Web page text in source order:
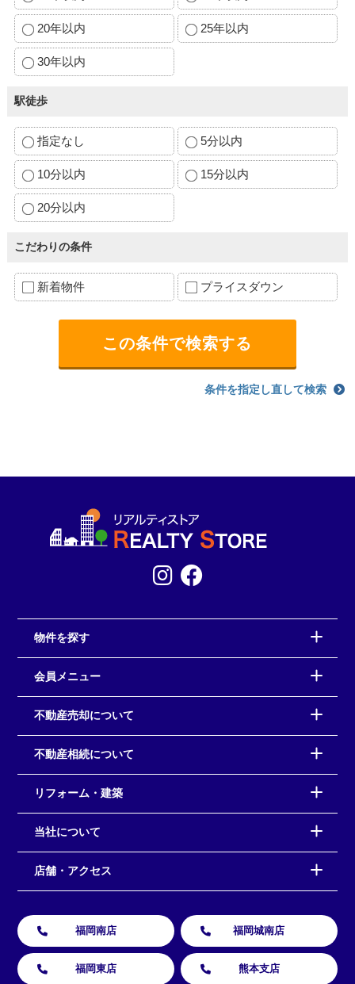
20年以内 25年以内
30年以内
駅徒歩
指定なし 5分以内
10分以内 15分以内
20分以内
こだわりの条件
新着物件 プライスダウン
条件を指定し直して検索
物件を探す
会員メニュー
不動産売却について
不動産相続について
リフォーム・建築
当社について
店舗・アクセス
福岡南店 福岡城南店
福岡東店 熊本支店